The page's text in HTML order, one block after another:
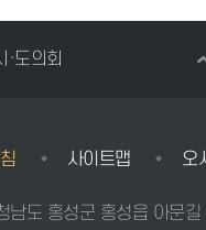
·도의회
사이트맵 오
도 홍성군 홍성읍 아문